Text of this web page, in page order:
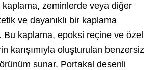
zeminlerde veya diğer
ve dayanıklı bir kaplama
Bu kaplama, epoksi reçine ve özel
karışımıyla oluşturulan benzersiz
sunar. Portakal desenli